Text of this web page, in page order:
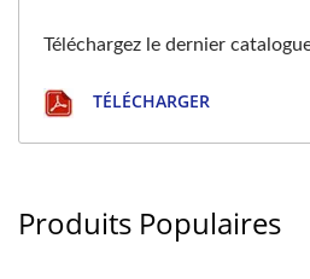
Téléchargez le dernier
TÉLÉCHARGER
Produits Populaires